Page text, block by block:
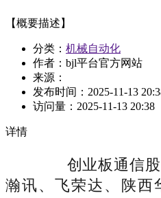
【概要描述】
分类： 机械自动化
作者：bjl平台官方网站
来源：
发布时间： 2025-11-13
访问量： 2025-11-13 20:38
详情
创业板通信股
瀚讯、飞荣达、陕西